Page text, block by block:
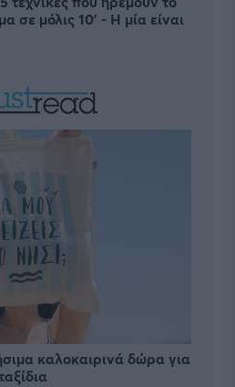
σε μόλις 10' - Η μία είναι
καλοκαιρινά δώρα για